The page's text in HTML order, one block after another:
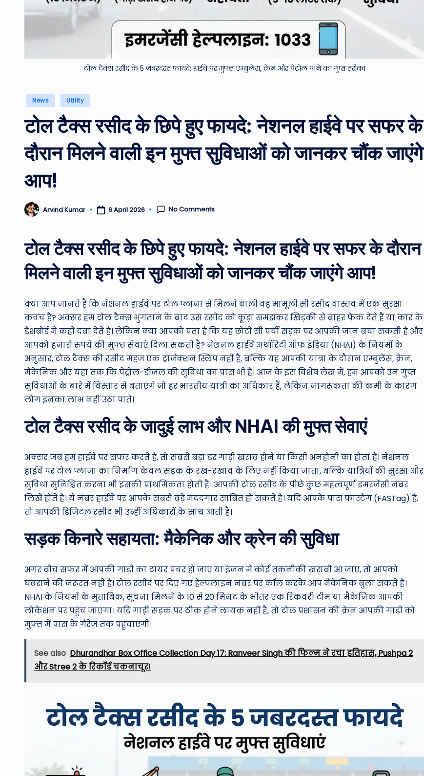
&
o
vi
N
e
w
u
n
d
T
h
e
W
o
d
टोल टैक्स रसीद के 5 जबरदस्त फायदे: हाईवे पर मुफ्त एम्बुलेंस, क्रेन और पेट्रोल पाने का गुप्त तरीका
Posted
News Utility
टोल टैक्स रसीद के छिपे हुए फायदे: नेशनल हाईवे पर सफर के
दौरान मिलने वाली इन मुफ्त सुविधाओं को जानकर चौंक जाएंगे
आप!
Posted
by
Arvind Kumar 6 April 2026 No Comments
टोल टैक्स रसीद के छिपे हुए फायदे: नेशनल हाईवे पर सफर के दौरान
मिलने वाली इन मुफ्त सुविधाओं को जानकर चौंक जाएंगे आप!
क्या आप जानते हैं कि नेशनल हाईवे पर टोल प्लाजा से मिलने वाली वह मामूली सी रसीद वास्तव में एक सुरक्षा
कवच है? अक्सर हम टोल टैक्स भुगतान के बाद उस रसीद को कूड़ा समझकर खिड़की से बाहर फेंक देते हैं या कार के
डैशबोर्ड में कहीं दबा देते हैं। लेकिन क्या आपको पता है कि यह छोटी सी पर्ची सड़क पर आपकी जान बचा सकती है और
आपको हजारों रुपये की मुफ्त सेवाएं दिला सकती है? नेशनल हाईवे अथॉरिटी ऑफ इंडिया (NHAI) के नियमों के
अनुसार, टोल टैक्स की रसीद महज एक ट्रांजेक्शन स्लिप नहीं है, बल्कि यह आपकी यात्रा के दौरान एम्बुलेंस, क्रेन,
मैकेनिक और यहां तक कि पेट्रोल-डीजल की सुविधा का पास भी है। आज के इस विशेष लेख में, हम आपको उन गुप्त
सुविधाओं के बारे में विस्तार से बताएंगे जो हर भारतीय यात्री का अधिकार हैं, लेकिन जागरूकता की कमी के कारण
लोग इनका लाभ नहीं उठा पाते।
टोल टैक्स रसीद के जादुई लाभ और NHAI की मुफ्त सेवाएं
अक्सर जब हम हाईवे पर सफर करते हैं, तो सबसे बड़ा डर गाड़ी खराब होने या किसी अनहोनी का होता है। नेशनल
हाईवे पर टोल प्लाजा का निर्माण केवल सड़क के रख-रखाव के लिए नहीं किया जाता, बल्कि यात्रियों की सुरक्षा और
सुविधा सुनिश्चित करना भी इसकी प्राथमिकता होती है। आपकी टोल रसीद के पीछे कुछ महत्वपूर्ण इमरजेंसी नंबर
लिखे होते हैं। ये नंबर हाईवे पर आपके सबसे बड़े मददगार साबित हो सकते हैं। यदि आपके पास फास्टैग (FASTag) है,
तो आपकी डिजिटल रसीद भी उन्हीं अधिकारों के साथ आती है।
सड़क किनारे सहायता: मैकेनिक और क्रेन की सुविधा
अगर बीच सफर में आपकी गाड़ी का टायर पंचर हो जाए या इंजन में कोई तकनीकी खराबी आ जाए, तो आपको
घबराने की जरूरत नहीं है। टोल रसीद पर दिए गए हेल्पलाइन नंबर पर कॉल करके आप मैकेनिक बुला सकते हैं।
NHAI के नियमों के मुताबिक, सूचना मिलने के 10 से 20 मिनट के भीतर एक रिकवरी टीम या मैकेनिक आपकी
लोकेशन पर पहुंच जाएगा। यदि गाड़ी सड़क पर ठीक होने लायक नहीं है, तो टोल प्रशासन की क्रेन आपकी गाड़ी को
मुफ्त में पास के गैरेज तक पहुंचाएगी।
See also Dhurandhar Box Office Collection Day 17: Ranveer Singh की फिल्म ने रचा इतिहास, Pushpa 2
और Stree 2 के रिकॉर्ड चकनाचूर!